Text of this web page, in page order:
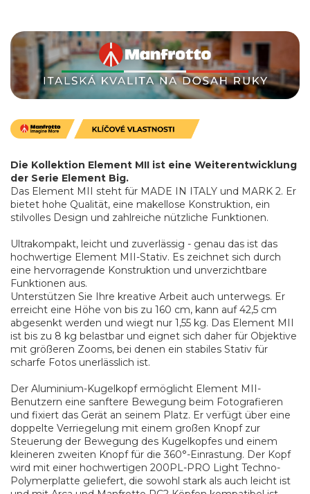
Die Kollektion Element MII ist eine Weiterentwicklung
der Serie Element Big.
Das Element MII steht für MADE IN ITALY und MARK 2. Er
bietet hohe Qualität, eine makellose Konstruktion, ein
stilvolles Design und zahlreiche nützliche Funktionen.
Ultrakompakt, leicht und zuverlässig - genau das ist das
hochwertige Element MII-Stativ. Es zeichnet sich durch
eine hervorragende Konstruktion und unverzichtbare
Funktionen aus.
Unterstützen Sie Ihre kreative Arbeit auch unterwegs. Er
erreicht eine Höhe von bis zu 160 cm, kann auf 42,5 cm
abgesenkt werden und wiegt nur 1,55 kg. Das Element MII
ist bis zu 8 kg belastbar und eignet sich daher für Objektive
mit größeren Zooms, bei denen ein stabiles Stativ für
scharfe Fotos unerlässlich ist.
Der Aluminium-Kugelkopf ermöglicht Element MII-
Benutzern eine sanftere Bewegung beim Fotografieren
und fixiert das Gerät an seinem Platz. Er verfügt über eine
doppelte Verriegelung mit einem großen Knopf zur
Steuerung der Bewegung des Kugelkopfes und einem
kleineren zweiten Knopf für die 360°-Einrastung. Der Kopf
wird mit einer hochwertigen 200PL-PRO Light Techno-
Polymerplatte geliefert, die sowohl stark als auch leicht ist